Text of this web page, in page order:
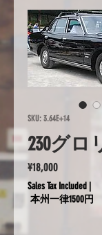
SKU: 3.64E+14
230グロ
¥18,000Price
Sales Tax Included
本州一律1500